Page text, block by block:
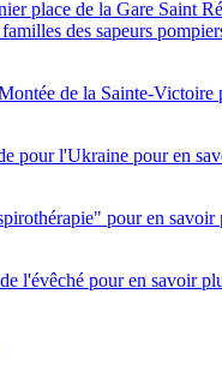
place de la Gare Saint
des sapeurs
de la Sainte-Victoire
pour l'Ukraine pour en
pour en savoir
l'évêché pour en savoir